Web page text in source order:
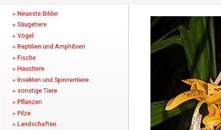
Neueste Bilder
Säugetiere
Vögel
Reptilien und Amphibien
Fische
Haustiere
Insekten und Spinnentiere
sonstige Tiere
Pflanzen
Pilze
Landschaften